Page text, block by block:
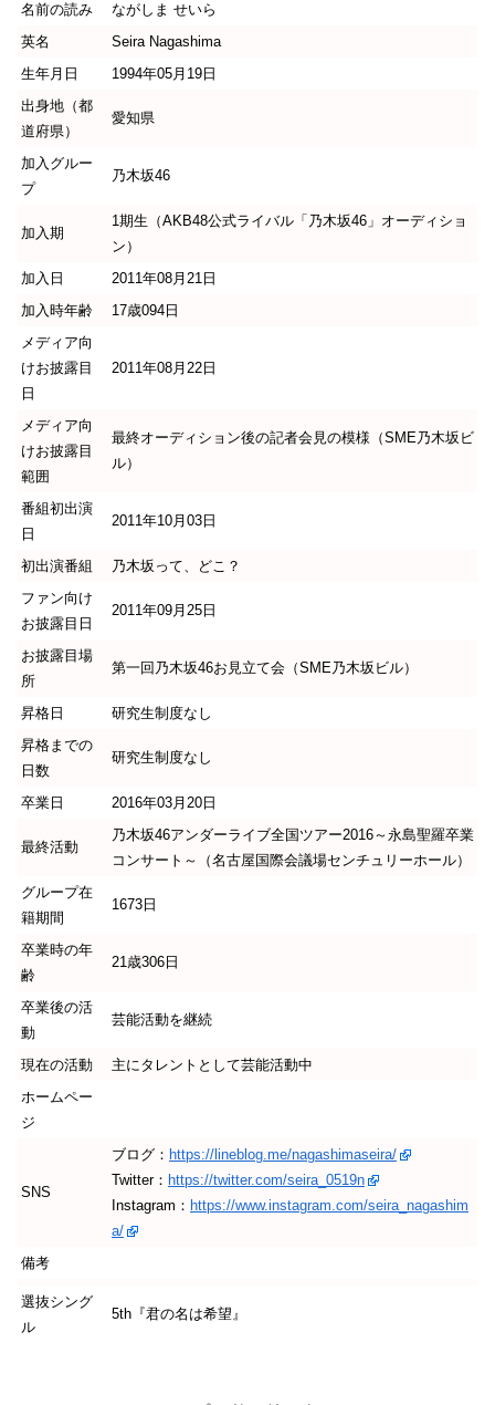
名前の読み
ながしま せいら
英名
Seira Nagashima
生年月日
1994年05月19日
出身地（都
道府県）
愛知県
加入グルー
プ
乃木坂46
加入期
1期生（AKB48公式ライバル「乃木坂46」オーディショ
ン）
加入日
2011年08月21日
加入時年齢
17歳094日
メディア向
けお披露目
日
2011年08月22日
メディア向
けお披露目
範囲
最終オーディション後の記者会見の模様（SME乃木坂ビ
ル）
番組初出演
日
2011年10月03日
初出演番組
乃木坂って、どこ？
ファン向け
お披露目日
2011年09月25日
お披露目場
所
第一回乃木坂46お見立て会（SME乃木坂ビル）
昇格日
研究生制度なし
昇格までの
日数
研究生制度なし
卒業日 2016年03月20日
最終活動
乃木坂46アンダーライブ全国ツアー2016～永島聖羅卒業
コンサート～（名古屋国際会議場センチュリーホール）
グループ在
籍期間
1673日
卒業時の年
齢
21歳306日
卒業後の活
動
芸能活動を継続
現在の活動
主にタレントとして芸能活動中
ホームペー
ジ
SNS
ブログ： https://lineblog.me/nagashimaseira/
Twitter： https://twitter.com/seira_0519n
Instagram： https://www.instagram.com/seira_nagashim
a/
備考
選抜シング
ル
5th『君の名は希望』